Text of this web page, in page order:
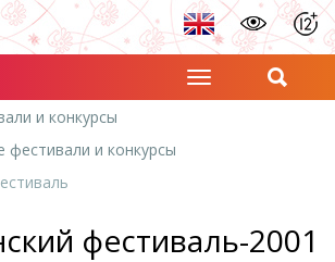
и конкурсы
и конкурсы
фестиваль-2001